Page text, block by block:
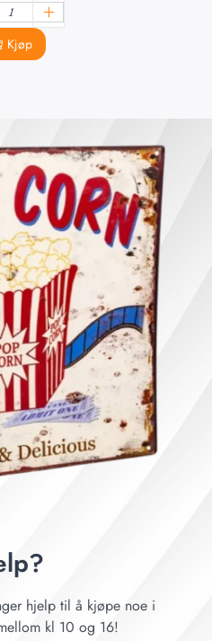
Kjøp
hjelp til å kjøpe noe i
kl 10 og 16!